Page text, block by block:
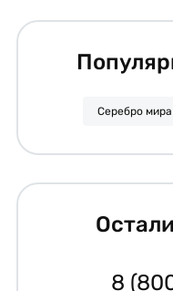
Серебро мира
8